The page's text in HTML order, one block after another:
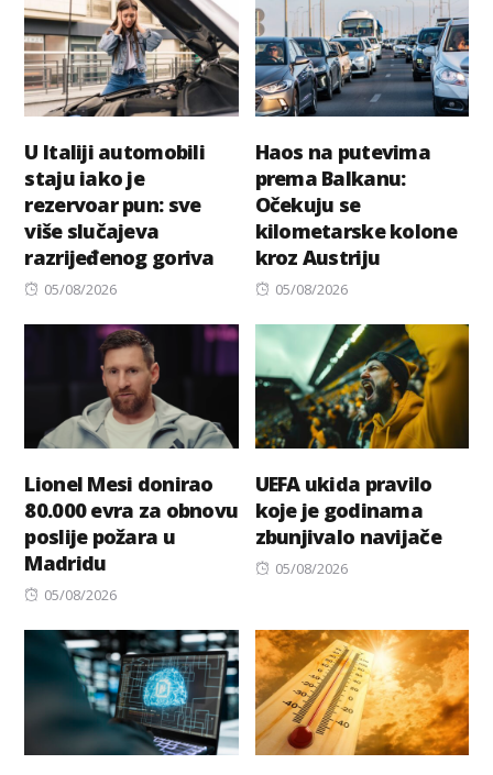
U Italiji automobili
staju iako je
rezervoar pun: sve
više slučajeva
razrijeđenog goriva
Posted
05/08/2026
Haos na putevima
prema Balkanu:
Očekuju se
kilometarske kolone
kroz Austriju
Posted
05/08/2026
Lionel Mesi donirao
80.000 evra za obnovu
poslije požara u
Madridu
Posted
05/08/2026
UEFA ukida pravilo
koje je godinama
zbunjivalo navijače
Posted
05/08/2026